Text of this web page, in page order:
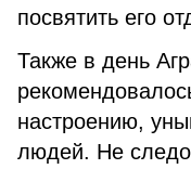
посвятить его
Также в день
настроению,
людей. Не